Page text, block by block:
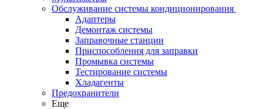
Обслуживание системы кондиционирования
Адаптеры
Демонтаж системы
Заправочные станции
Приспособления для заправки
Промывка системы
Тестирование системы
Хладагенты
Предохранители
Еще